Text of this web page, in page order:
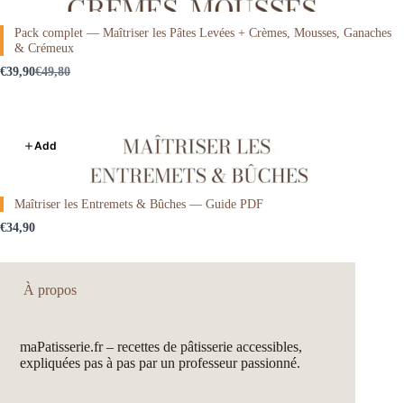
Pack complet — Maîtriser les Pâtes Levées + Crèmes, Mousses, Ganaches
& Crémeux
€39,90Compare
€49,80
Add
Maîtriser les Entremets & Bûches — Guide PDF
€34,90
À propos
maPatisserie.fr – recettes de pâtisserie accessibles,
expliquées pas à pas par un professeur passionné.